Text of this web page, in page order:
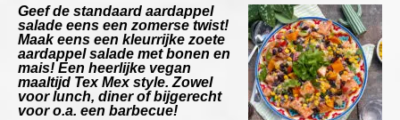
Geef de standaard aardappel
salade eens een zomerse twist!
Maak eens een kleurrijke zoete
aardappel salade met bonen en
mais! Een heerlijke vegan
maaltijd Tex Mex style. Zowel
voor lunch, diner of bijgerecht
voor o.a. een barbecue!